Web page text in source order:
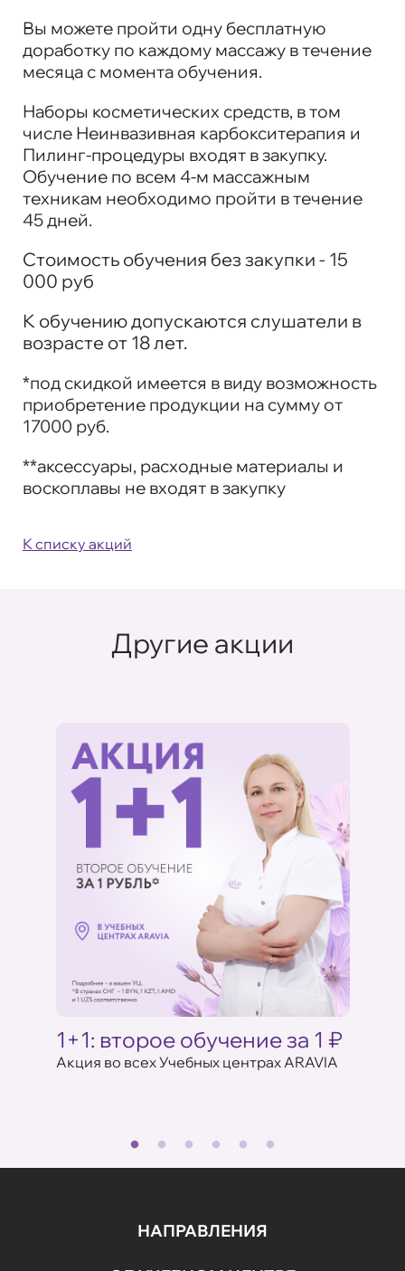
Вы можете пройти одну бесплатную
доработку по каждому массажу в течение
месяца с момента обучения.
Наборы косметических средств, в том
числе Неинвазивная карбокситерапия и
Пилинг-процедуры входят в закупку.
Обучение по всем 4-м массажным
техникам необходимо пройти в течение
45 дней.
Стоимость обучения без закупки - 15
000 руб
К обучению допускаются слушатели в
возрасте от 18 лет.
*под скидкой имеется в виду возможность
приобретение продукции на сумму от
17000 руб.
**аксессуары, расходные материалы и
воскоплавы не входят в закупку
К списку акций
Другие акции
1+1: второе обучение за 1 ₽
Акция во всех Учебных центрах ARAVIA
НАПРАВЛЕНИЯ